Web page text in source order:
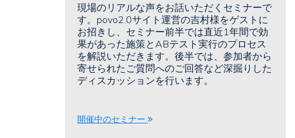
現場のリアルな声をお話いただくセミナーで
す。povo2.0サイト運営の吉村様をゲストに
お招きし、セミナー前半では直近1年間で効
果があった施策とABテスト実行のプロセス
を解説いただきます。後半では、参加者から
寄せられたご質問へのご回答など深掘りした
ディスカッションを行います。
開催中のセミナー